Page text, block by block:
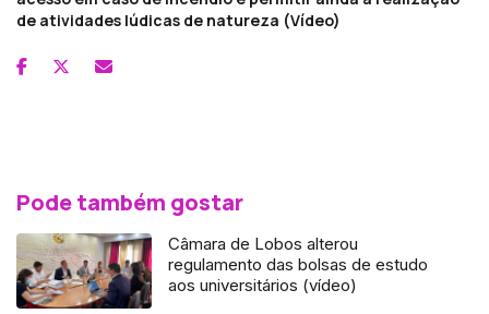
de atividades lúdicas de natureza (Vídeo)
Pode também gostar
Câmara de Lobos alterou
regulamento das bolsas de estudo
aos universitários (vídeo)